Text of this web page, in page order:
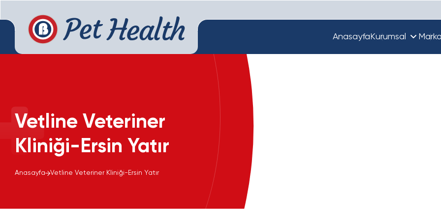
Anasayfa Kurumsal
Vetline Veteriner
Kliniği-Ersin Yatır
Anasayfa Vetline Veteriner Kliniği-Ersin Yatır